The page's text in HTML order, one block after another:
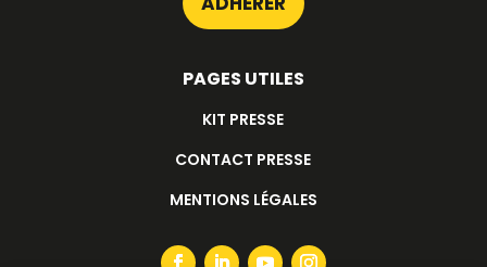
PAGES UTILES
KIT PRESSE
CONTACT PRESSE
MENTIONS LÉGALES